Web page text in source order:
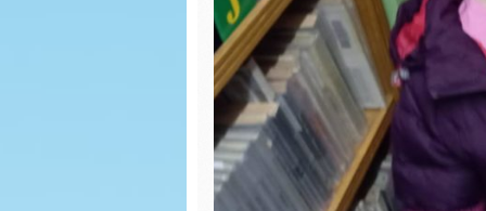
BAL KARNAWAŁOWY
WALENTYNKI
Babeczki
Eksperymenty
Dzień Babci i
Dziadka
DZIEŃ
Dzień